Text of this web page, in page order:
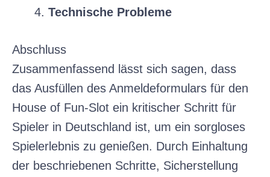
Technische Probleme
Abschluss
Zusammenfassend lässt sich sagen, dass
das Ausfüllen des Anmeldeformulars für den
House of Fun-Slot ein kritischer Schritt für
Spieler in Deutschland ist, um ein sorgloses
Spielerlebnis zu genießen. Durch Einhaltung
der beschriebenen Schritte, Sicherstellung